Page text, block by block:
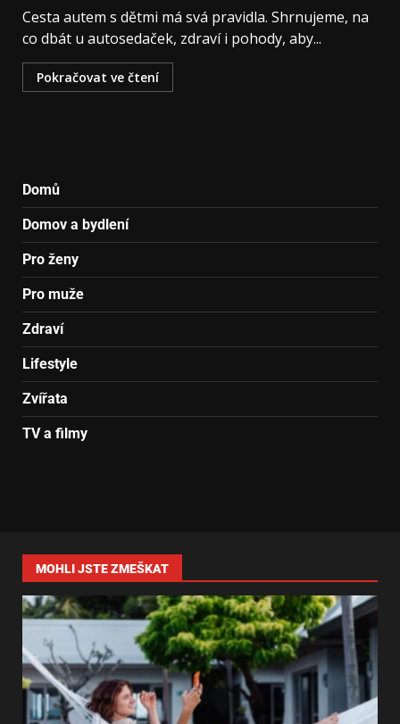
Cesta autem s dětmi má svá pravidla. Shrnujeme, na
co dbát u autosedaček, zdraví i pohody, aby...
Pokračovat ve čtení
Domů
Domov a bydlení
Pro ženy
Pro muže
Zdraví
Lifestyle
Zvířata
TV a filmy
MOHLI JSTE ZMEŠKAT